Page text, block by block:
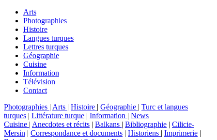
Arts
Photographies
Histoire
Langues turques
Lettres turques
Géographie
Cuisine
Information
Télévision
Contact
Photographies | Arts | Histoire | Géographie | Turc et langues
turques | Littérature turque | Information | News
Cuisine | Anecdotes et récits | Balkans | Bibliographie | Cilicie-
Mersin | Correspondance et documents | Historiens | Imprimerie |